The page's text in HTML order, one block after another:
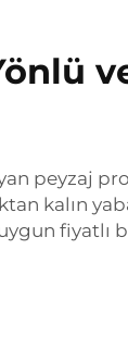
peyzaj
kalın
fiyatlı